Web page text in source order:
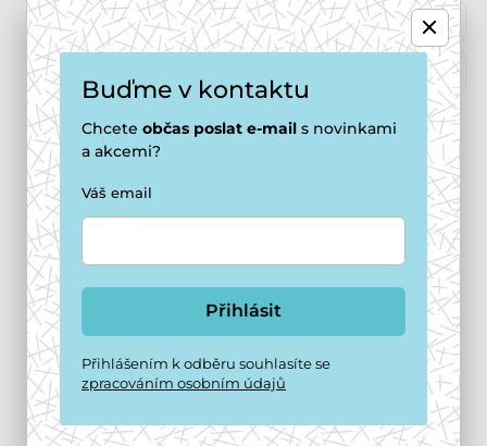
Buďme v kontaktu
Chcete občas poslat e-mail s novinkami
a akcemi?
Váš email
Přihlásit
Přihlášením k odběru souhlasíte se
zpracováním osobním údajů